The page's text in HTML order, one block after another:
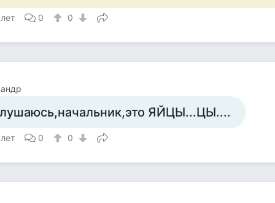
0 0
ЯЙЦЫ...ЦЫ....
0 0